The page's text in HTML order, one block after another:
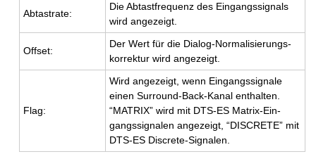
Ab­tast­ra­te:
Die Ab­tast­fre­quenz des Ein­gangs­si­gnals
wird an­ge­zeigt.
Off­set:
Der Wert für die Dia­log-Nor­ma­li­sie­rungs­
kor­rek­tur wird an­ge­zeigt.
Flag:
Wird an­ge­zeigt, wenn Ein­gangs­si­gna­le
einen Sur­round-Back-Kanal ent­hal­ten.
“MA­TRIX” wird mit DTS-ES Ma­trix-Ein­
gangs­si­gna­len an­ge­zeigt, “DIS­CRETE” mit
DTS-ES Dis­crete-Si­gna­len.